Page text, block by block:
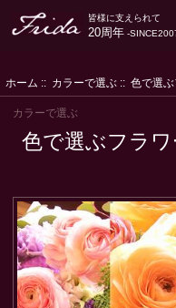
皆様に支えられて
20周年-
ホーム :: カラーで選ぶ:: 色で選ぶ
カラーで選ぶ
色で選ぶフラ